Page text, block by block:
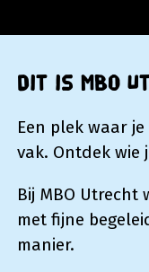
Dit is MBO
Een plek waar
vak. Ontdek wie
Bij MBO Utrecht
met fijne
manier.